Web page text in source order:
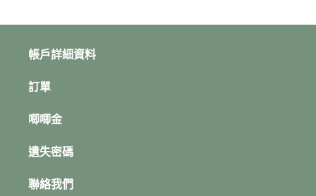
帳戶詳細資料
訂單
唧唧金
遺失密碼
聯絡我們